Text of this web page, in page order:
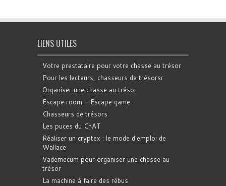
LIENS UTILES
Votre prestataire pour votre chasse au trésor
Pour les lecteurs, chasseurs de trésorsr
Organiser une chasse au trésor
Escape room - Escape game
Chasseurs de trésors
Les puces du ChAT
Réaliser un cryptex : le mode d'emploi de
Wallace
Vademecum pour organiser une chasse au
trésor
La machine à faire des rébus